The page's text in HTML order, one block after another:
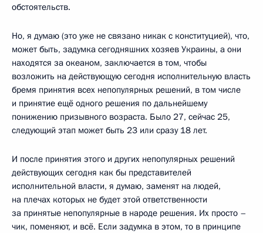
обстоятельств.
Но, я думаю (это уже не связано никак с конституцией), что,
может быть, задумка сегодняшних хозяев Украины, а они
находятся за океаном, заключается в том, чтобы
возложить на действующую сегодня исполнительную власть
бремя принятия всех непопулярных решений, в том числе
и принятие ещё одного решения по дальнейшему
понижению призывного возраста. Было 27, сейчас 25,
следующий этап может быть 23 или сразу 18 лет.
И после принятия этого и других непопулярных решений
действующих сегодня как бы представителей
исполнительной власти, я думаю, заменят на людей,
на плечах которых не будет этой ответственности
за принятые непопулярные в народе решения. Их просто –
чик, поменяют, и всё. Если задумка в этом, то в принципе